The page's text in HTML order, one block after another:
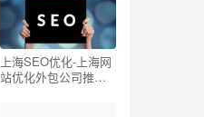
上海SEO优化-上海网
站优化外包公司推荐